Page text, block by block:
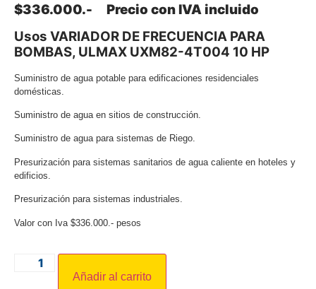
$336.000.- Precio con IVA incluido
Usos VARIADOR DE FRECUENCIA PARA
BOMBAS, ULMAX UXM82-4T004 10 HP
Suministro de agua potable para edificaciones residenciales
domésticas.
Suministro de agua en sitios de construcción.
Suministro de agua para sistemas de Riego.
Presurización para sistemas sanitarios de agua caliente en hoteles y
edificios.
Presurización para sistemas industriales.
Valor con Iva $336.000.- pesos
Añadir al carrito